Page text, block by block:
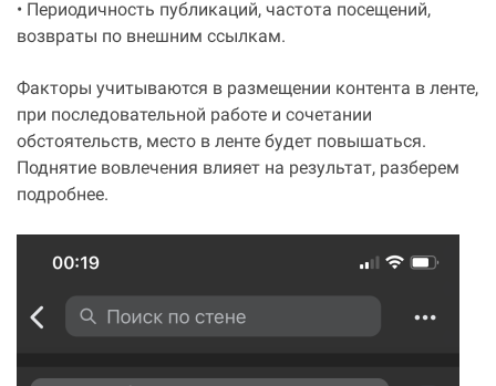
• Периодичность публикаций, частота посещений,
возвраты по внешним ссылкам.
Факторы учитываются в размещении контента в ленте,
при последовательной работе и сочетании
обстоятельств, место в ленте будет повышаться.
Поднятие вовлечения влияет на результат, разберем
подробнее.